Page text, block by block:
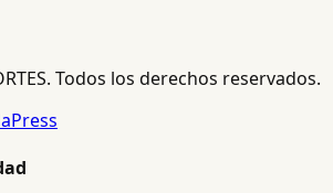
Todos los derechos reservados.